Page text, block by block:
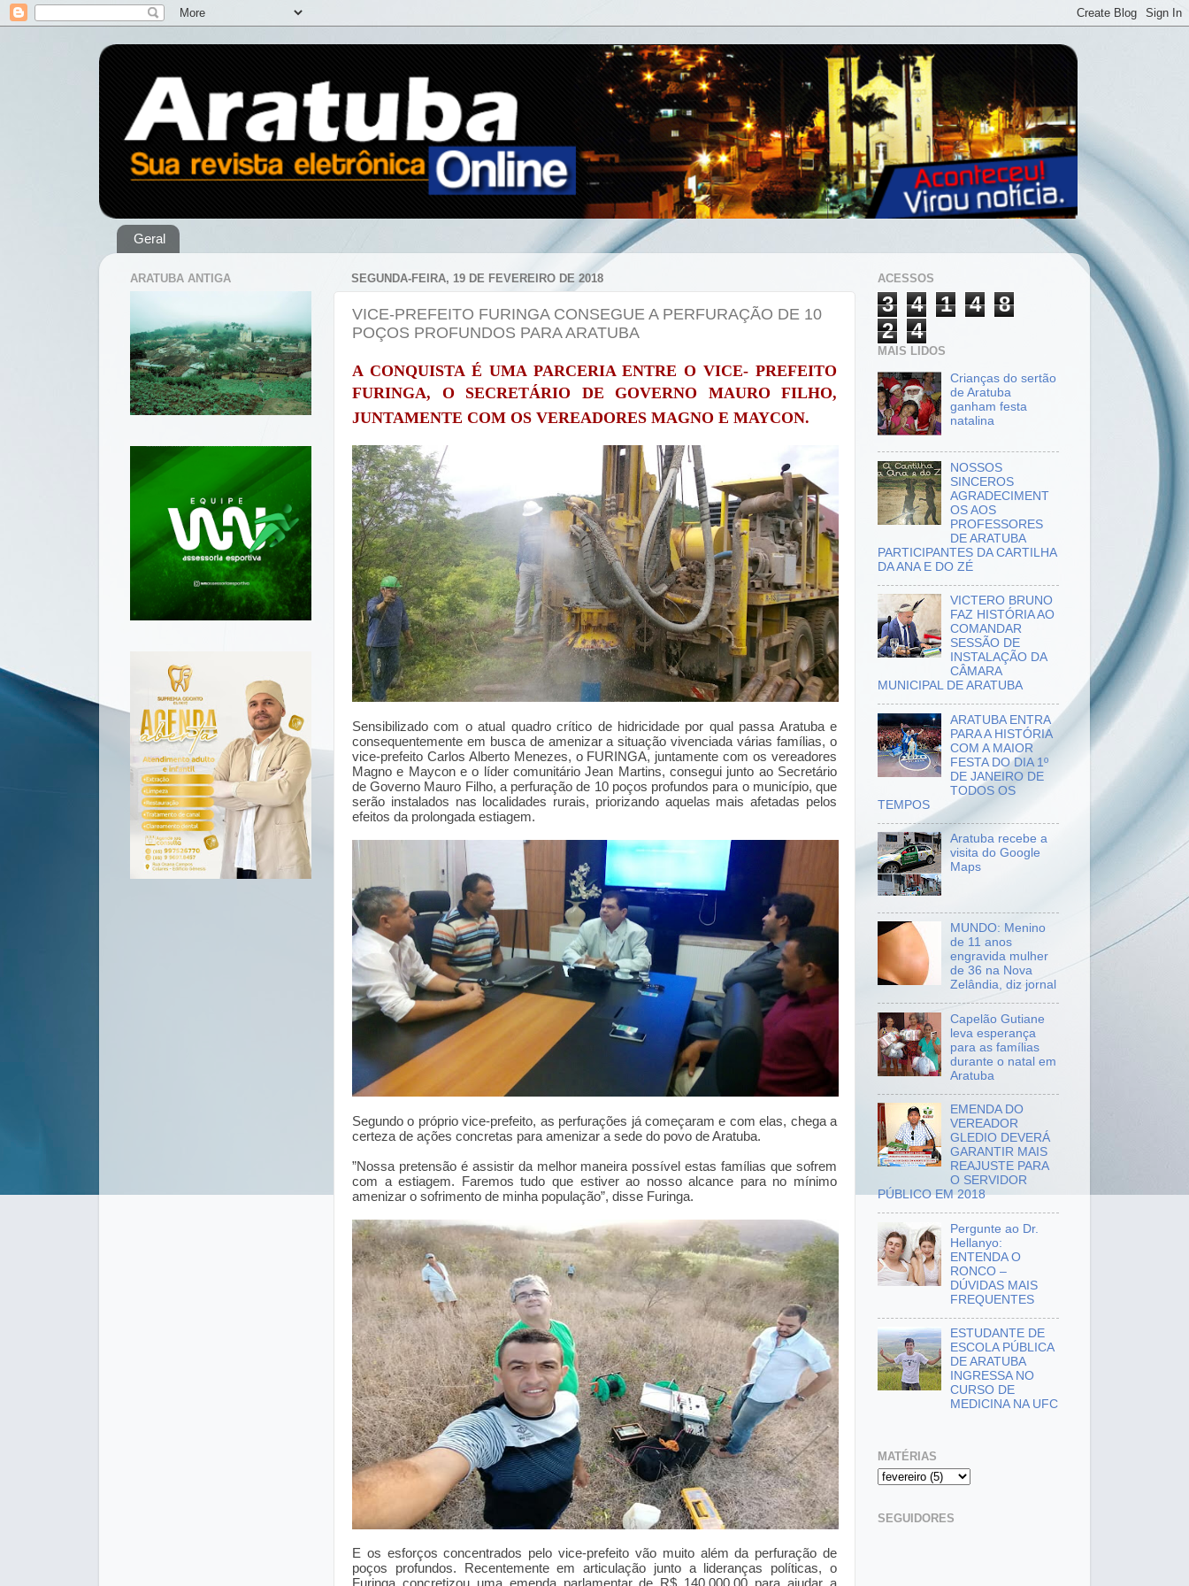
Geral
SEGUNDA-FEIRA, 19 DE FEVEREIRO DE 2018
VICE-PREFEITO FURINGA CONSEGUE A PERFURAÇÃO DE 10
POÇOS PROFUNDOS PARA ARATUBA
A CONQUISTA É UMA PARCERIA ENTRE O VICE- PREFEITO
FURINGA, O SECRETÁRIO DE GOVERNO MAURO FILHO,
JUNTAMENTE COM OS VEREADORES MAGNO E MAYCON.
Sensibilizado com o atual quadro crítico de hidricidade por qual passa Aratuba e
consequentemente em busca de amenizar a situação vivenciada várias famílias, o
vice-prefeito Carlos Alberto Menezes, o FURINGA, juntamente com os vereadores
Magno e Maycon e o líder comunitário Jean Martins, consegui junto ao Secretário
de Governo Mauro Filho, a perfuração de 10 poços profundos para o município, que
serão instalados nas localidades rurais, priorizando aquelas mais afetadas pelos
efeitos da prolongada estiagem.
Segundo o próprio vice-prefeito, as perfurações já começaram e com elas, chega a
certeza de ações concretas para amenizar a sede do povo de Aratuba.
”Nossa pretensão é assistir da melhor maneira possível estas famílias que sofrem
com a estiagem. Faremos tudo que estiver ao nosso alcance para no mínimo
amenizar o sofrimento de minha população”, disse Furinga.
E os esforços concentrados pelo vice-prefeito vão muito além da perfuração de
poços profundos. Recentemente em articulação junto a lideranças políticas, o
Furinga concretizou uma emenda parlamentar de R$ 140.000,00 para ajudar a
ARATUBA ANTIGA ACESSOS
3 4 1 4
8
2
4
MAIS LIDOS
Crianças do sertão
de Aratuba
ganham festa
natalina
NOSSOS
SINCEROS
AGRADECIMENT
OS AOS
PROFESSORES
DE ARATUBA
PARTICIPANTES DA CARTILHA
DA ANA E DO ZÉ
VICTERO BRUNO
FAZ HISTÓRIA AO
COMANDAR
SESSÃO DE
INSTALAÇÃO DA
CÂMARA
MUNICIPAL DE ARATUBA
ARATUBA ENTRA
PARA A HISTÓRIA
COM A MAIOR
FESTA DO DIA 1º
DE JANEIRO DE
TODOS OS
TEMPOS
Aratuba recebe a
visita do Google
Maps
MUNDO: Menino
de 11 anos
engravida mulher
de 36 na Nova
Zelândia, diz jornal
Capelão Gutiane
leva esperança
para as famílias
durante o natal em
Aratuba
EMENDA DO
VEREADOR
GLEDIO DEVERÁ
GARANTIR MAIS
REAJUSTE PARA
O SERVIDOR
PÚBLICO EM 2018
Pergunte ao Dr.
Hellanyo:
ENTENDA O
RONCO –
DÚVIDAS MAIS
FREQUENTES
ESTUDANTE DE
ESCOLA PÚBLICA
DE ARATUBA
INGRESSA NO
CURSO DE
MEDICINA NA UFC
MATÉRIAS
SEGUIDORES